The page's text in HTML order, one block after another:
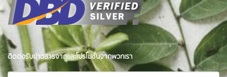
ติดต่อรับข่าวสารจากและโปรโมชั่นจากพวกเรา